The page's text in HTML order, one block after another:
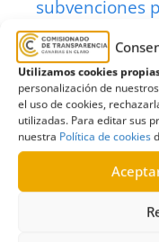
Utilizamos cookies
personalización de
el uso de cookies,
utilizadas. Para editar sus
nuestra Política de cookies
subvenciones